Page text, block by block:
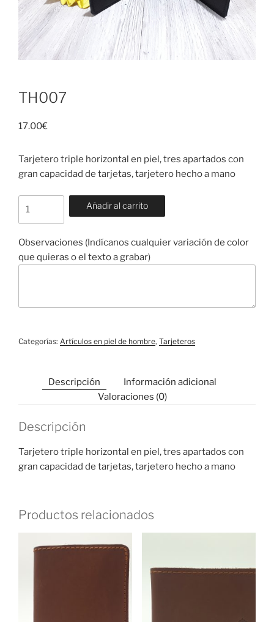
TH007
17.00€
Tarjetero triple horizontal en piel, tres apartados con
gran capacidad de tarjetas, tarjetero hecho a mano
Añadir al carrito
Observaciones (Indícanos cualquier variación de color
que quieras o el texto a grabar)
Categorías: Artículos en piel de hombre, Tarjeteros
Descripción
Información adicional
Valoraciones (0)
Descripción
Tarjetero triple horizontal en piel, tres apartados con
gran capacidad de tarjetas, tarjetero hecho a mano
Productos relacionados